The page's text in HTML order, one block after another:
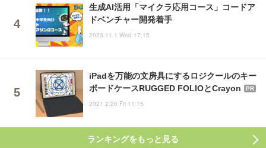
生成AI活用「マイクラ応用コース」コードア
ドベンチャー開発着手
2023.11.1 Wed 17:15
iPadを万能の文房具にするロジクールのキー
ボードケースRUGGED FOLIOとCrayon
PR
2021.2.26 Fri 11:15
ランキングをもっと見る